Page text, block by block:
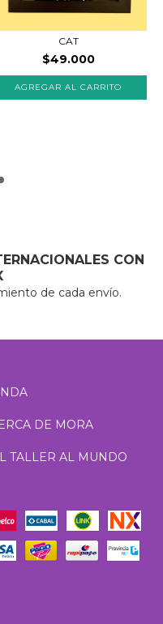
CAT
$49.000
AGREGAR AL CARRITO
CON
de cada envío.
DE MORA
TALLER AL MUNDO